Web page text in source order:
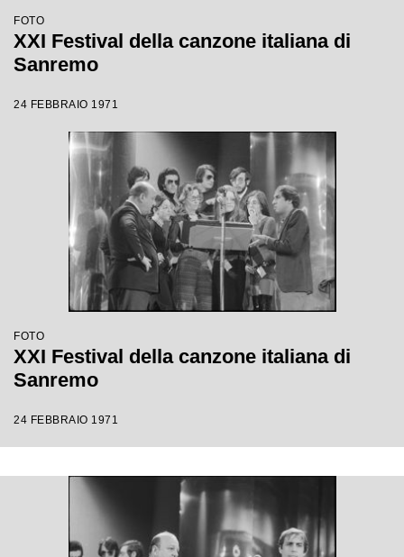
FOTO
XXI Festival della canzone italiana di
Sanremo
24 FEBBRAIO 1971
FOTO
XXI Festival della canzone italiana di
Sanremo
24 FEBBRAIO 1971